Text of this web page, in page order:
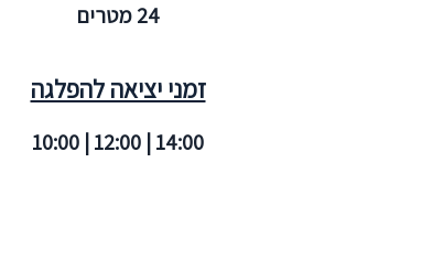
24 מטרים
זמני יציאה להפלגה
10:00 | 12:00 | 14:00